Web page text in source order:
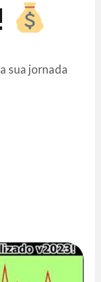
sua jornada